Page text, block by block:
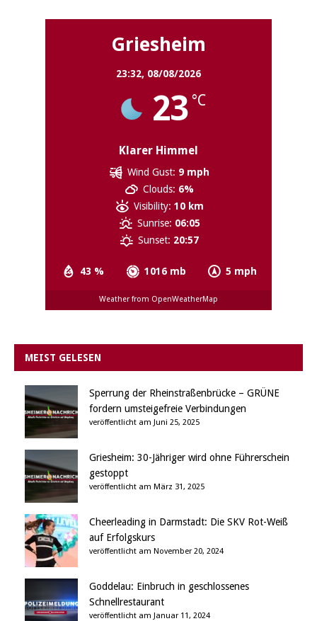
Griesheim
23:32, 08/08/2026
23 °C
Klarer Himmel
43 % 1016 mb 5 mph
Wind Gust: 9 mph
Clouds: 6%
Visibility: 10 km
Sunrise: 06:05
Sunset: 20:57
Weather from OpenWeatherMap
MEIST GELESEN
Sperrung der Rheinstraßenbrücke – GRÜNE
fordern umsteigefreie Verbindungen
veröffentlicht am Juni 25, 2025
Griesheim: 30-Jähriger wird ohne Führerschein
gestoppt
veröffentlicht am März 31, 2025
Cheerleading in Darmstadt: Die SKV Rot-Weiß
auf Erfolgskurs
veröffentlicht am November 20, 2024
Goddelau: Einbruch in geschlossenes
Schnellrestaurant
veröffentlicht am Januar 11, 2024